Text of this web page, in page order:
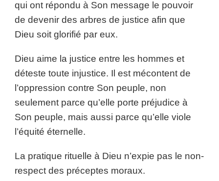
qui ont répondu à Son message le pouvoir
de devenir des arbres de justice afin que
Dieu soit glorifié par eux.
Dieu aime la justice entre les hommes et
déteste toute injustice. Il est mécontent de
l’oppression contre Son peuple, non
seulement parce qu’elle porte préjudice à
Son peuple, mais aussi parce qu’elle viole
l’équité éternelle.
La pratique rituelle à Dieu n’expie pas le non-
respect des préceptes moraux.